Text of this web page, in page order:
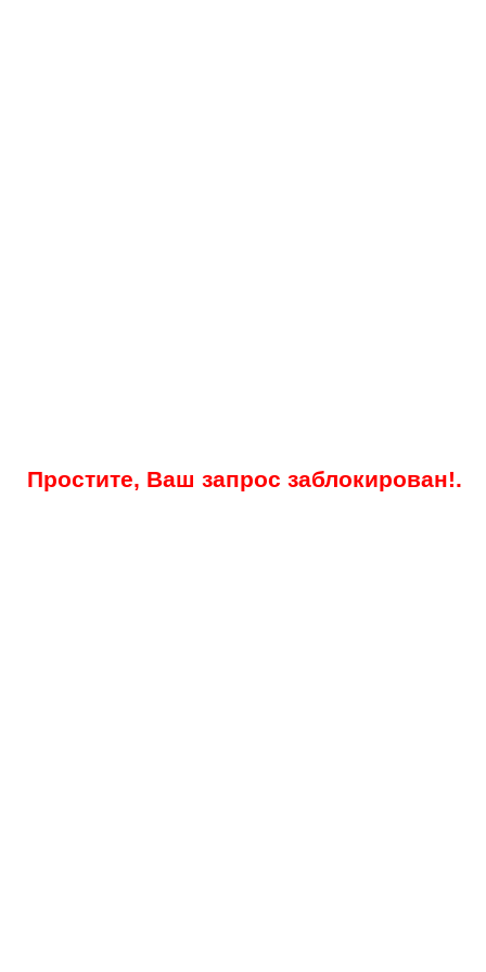
Простите, Ваш запрос заблокирован!.